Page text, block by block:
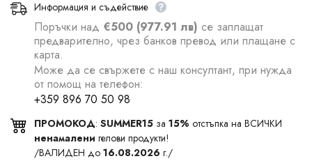
Информация и съдействие
Поръчки над €500 (977.91 лв) се заплащат
предварително, чрез банков превод или плащане с
карта.
Може да се свържете с наш консултант, при нужда
от помощ на телефон:
+359 896 70 50 98
ПРОМОКОД: SUMMER15 за 15% отстъпка на ВСИЧКИ
ненамалени гелови продукти!
/ВАЛИДЕН до 16.08.2026 г./